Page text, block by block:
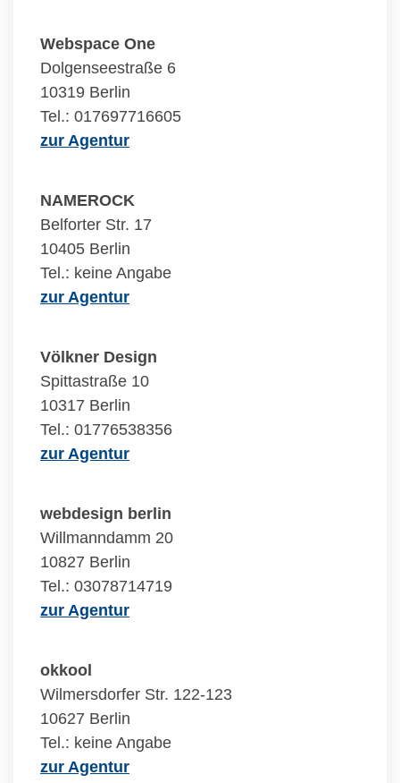
Webspace One
Dolgenseestraße 6
10319 Berlin
Tel.: 017697716605
zur Agentur
NAMEROCK
Belforter Str. 17
10405 Berlin
Tel.: keine Angabe
zur Agentur
Völkner Design
Spittastraße 10
10317 Berlin
Tel.: 01776538356
zur Agentur
webdesign berlin
Willmanndamm 20
10827 Berlin
Tel.: 03078714719
zur Agentur
okkool
Wilmersdorfer Str. 122-123
10627 Berlin
Tel.: keine Angabe
zur Agentur